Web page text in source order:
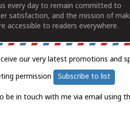
every day to remain committed to
satisfaction, and the mission of
accessible to readers everywhere.
our very latest promotions and
permission Subscribe to list
be in touch with me via email